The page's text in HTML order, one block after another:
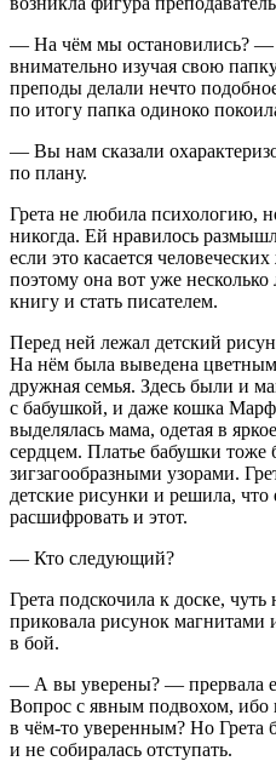
— На чём мы остановились? —
внимательно изучая свою
преподы делали нечто
по итогу папка одиноко
— Вы нам сказали
по плану.
Грета не любила психологию,
никогда. Ей нравилось
если это касается
поэтому она вот уже
книгу и стать писателем.
Перед ней лежал детский
На нём была выведена
дружная семья. Здесь были и
с бабушкой, и даже кошка
выделялась мама, одетая в
сердцем. Платье бабушки тоже
зигзагообразными узорами.
детские рисунки и решила,
расшифровать и этот.
— Кто следующий?
Грета подскочила к доске,
приковала рисунок магнитами
в бой.
— А вы уверены? — прервала
Вопрос с явным подвохом, ибо
в чём-то уверенным? Но Грета
и не собиралась отступать.